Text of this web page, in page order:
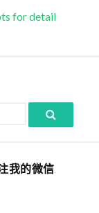
for detail
我的微信